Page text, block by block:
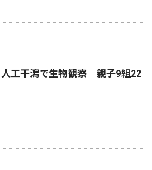
工干潟で生物観察 親子9組22